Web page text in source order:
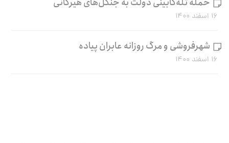
۱۶ اسفند ۱۴۰۰
شهرفروشی و مرگ روزانه عابران پیاده
۱۶ اسفند ۱۴۰۰